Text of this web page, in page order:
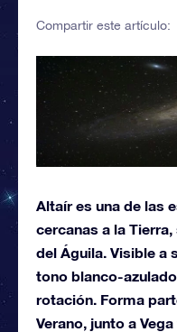
Compartir este artículo:
Altaír es una de las
cercanas a la
del Águila. Visible a
tono blanco-
rotación. Forma
Verano, junto a